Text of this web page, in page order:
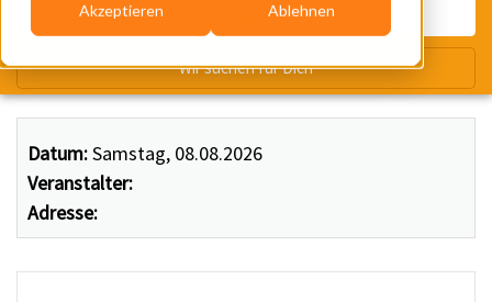
Akzeptieren Ablehnen
Datum:Samstag, 08.08.2026
Veranstalter:
Adresse:
Wir suchen für Dich